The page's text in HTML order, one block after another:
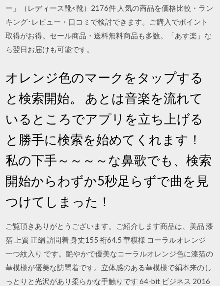
ー」（レディース靴<靴）2176件 人気の商品を価格比較・ラン
キング･レビュー・口コミで検討できます。ご購入でポイント
取得がお得。セール商品・送料無料商品も多数。「あす楽」な
ら翌日お届けも可能です。
オレンジ色のマークをタップする
と検索開始。 あとは音楽を流れて
いるところでアプリを立ち上げる
と勝手に検索を始めてくれます！
私の下手～～～～な鼻歌でも、検索
開始からわずか5秒足らずで曲を見
つけてしまった！
ご覧頂きありがとうございます。ご紹介します商品は、美品 漆
箔 上質 正絹 訪問着 身丈155 裄64.5 華模様 コーラルオレンジ
一つ紋入り です。艶やかで優美なコーラルオレンジ色に漆箔の
華模様が優美な訪問着です。立体感のある華模様で絹本来のし
っとりと光沢があり柔らかな手触りです 64-bit ビジネス 2016